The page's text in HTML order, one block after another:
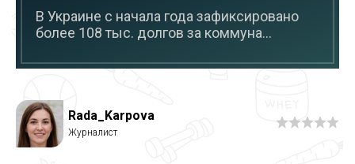
В Украине с начала года зафиксировано
более 108 тыс. долгов за коммуна...
Rada_Karpova